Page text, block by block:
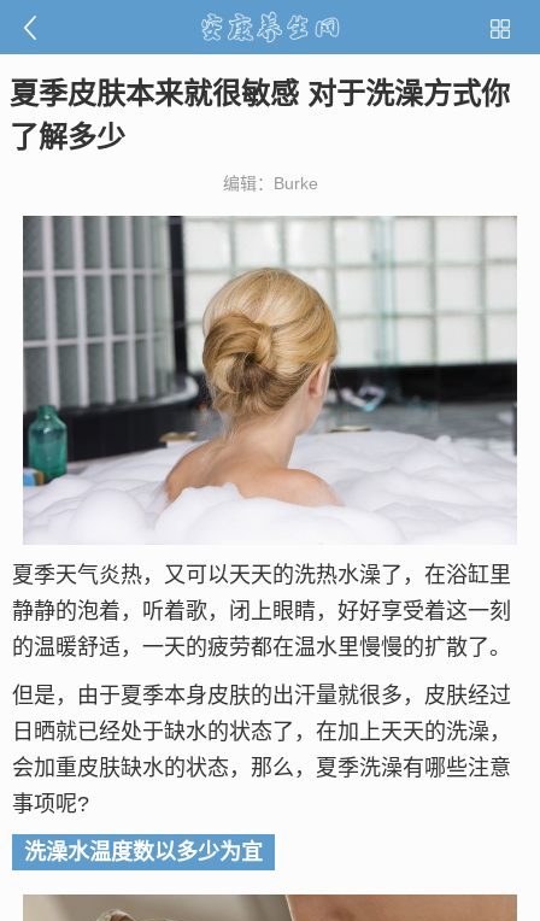
夏季皮肤本来就很敏感 对于洗澡方式你
了解多少
编辑：Burke
夏季天气炎热，又可以天天的洗热水澡了，在浴缸里
静静的泡着，听着歌，闭上眼睛，好好享受着这一刻
的温暖舒适，一天的疲劳都在温水里慢慢的扩散了。
但是，由于夏季本身皮肤的出汗量就很多，皮肤经过
日晒就已经处于缺水的状态了，在加上天天的洗澡，
会加重皮肤缺水的状态，那么，夏季洗澡有哪些注意
事项呢?
洗澡水温度数以多少为宜